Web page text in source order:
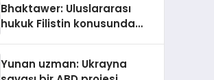
Sindirildiğini Ortaya Koydu
Bhaktawer: Uluslararası
hukuk Filistin konusunda
Yunan uzman: Ukrayna